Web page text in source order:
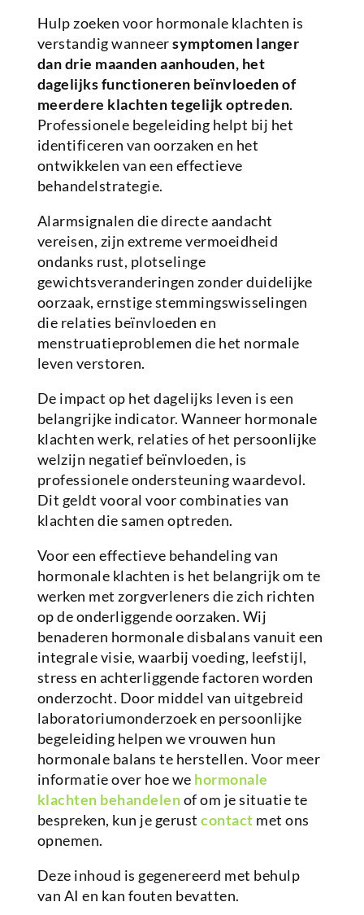
Hulp zoeken voor hormonale klachten is
verstandig wanneersymptomen langer
dan drie maanden aanhouden, het
dagelijks functioneren beïnvloeden of
meerdere klachten tegelijk optreden.
Professionele begeleiding helpt bij het
identificeren van oorzaken en het
ontwikkelen van een effectieve
behandelstrategie.
Alarmsignalen die directe aandacht
vereisen, zijn extreme vermoeidheid
ondanks rust, plotselinge
gewichtsveranderingen zonder duidelijke
oorzaak, ernstige stemmingswisselingen
die relaties beïnvloeden en
menstruatieproblemen die het normale
leven verstoren.
De impact op het dagelijks leven is een
belangrijke indicator. Wanneer hormonale
klachten werk, relaties of het persoonlijke
welzijn negatief beïnvloeden, is
professionele ondersteuning waardevol.
Dit geldt vooral voor combinaties van
klachten die samen optreden.
Voor een effectieve behandeling van
hormonale klachten is het belangrijk om te
werken met zorgverleners die zich richten
op de onderliggende oorzaken. Wij
benaderen hormonale disbalans vanuit een
integrale visie, waarbij voeding, leefstijl,
stress en achterliggende factoren worden
onderzocht. Door middel van uitgebreid
laboratoriumonderzoek en persoonlijke
begeleiding helpen we vrouwen hun
hormonale balans te herstellen. Voor meer
informatie over hoe we hormonale
klachten behandelenof om je situatie te
bespreken, kun je gerustcontact met ons
opnemen.
Deze inhoud is gegenereerd met behulp
van AI en kan fouten bevatten.